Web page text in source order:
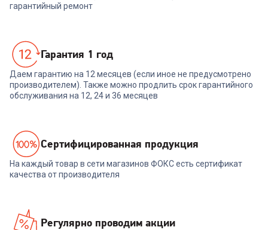
гарантийный ремонт
Гарантия 1 год
Даем гарантию на 12 месяцев (если иное не предусмотрено
производителем). Также можно продлить срок гарантийного
обслуживания на 12, 24 и 36 месяцев
Cертифицированная продукция
На каждый товар в сети магазинов ФОКС есть сертификат
качества от производителя
Регулярно проводим акции